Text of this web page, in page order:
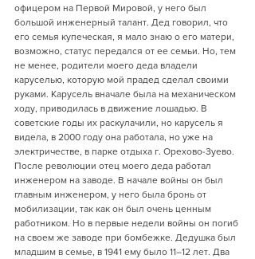
офицером на Первой Мировой, у него был
большой инженерный талант. Дед говорил, что
его семья купеческая, я мало знаю о его матери,
возможно, статус передался от ее семьи. Но, тем
не менее, родители моего деда владели
каруселью, которую мой прадед сделал своими
руками. Карусель вначале была на механическом
ходу, приводилась в движение лошадью. В
советские годы их раскулачили, но карусель я
видела, в 2000 году она работала, но уже на
электричестве, в парке отдыха г. Орехово-Зуево.
После революции отец моего деда работал
инженером на заводе. В начале войны он был
главным инженером, у него была бронь от
мобилизации, так как он был очень ценным
работником. Но в первые недели войны он погиб
на своем же заводе при бомбежке. Дедушка был
младшим в семье, в 1941 ему было 11–12 лет. Два